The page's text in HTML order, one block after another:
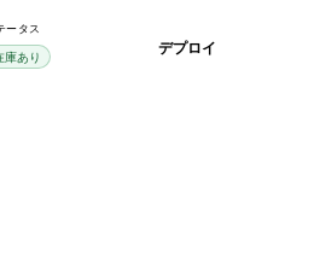
ータス
庫あり デプロイ